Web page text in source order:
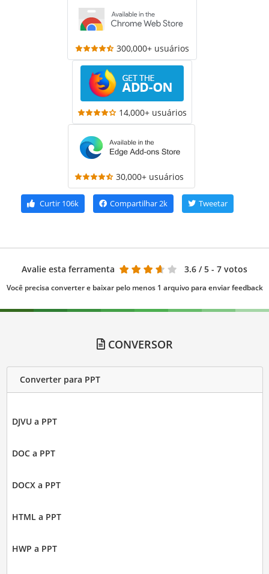
300,000+ usuários
14,000+ usuários
30,000+ usuários
Curtir 106k Compartilhar2k Tweetar
Avalie esta ferramenta 3.6 / 5 - 7 votos
Você precisa converter e baixar pelo menos 1 arquivo para enviar feedback
CONVERSOR
Converter para PPT
DJVU a PPT
DOC a PPT
DOCX a PPT
HTML a PPT
HWP a PPT